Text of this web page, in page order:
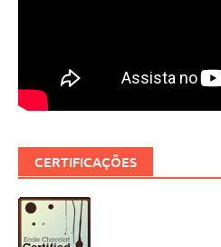
CERTIFICAÇÕES